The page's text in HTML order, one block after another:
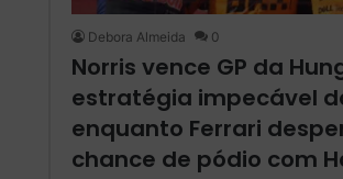
Debora Almeida 0
Norris vence GP da
estratégia impecável
enquanto Ferrari
chance de pódio com